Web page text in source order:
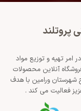
پروتلند
امر تهیه و توزیع مواد
آنلاین محصولات
شهرستان ورامین با هدف
فعالیت می کند .